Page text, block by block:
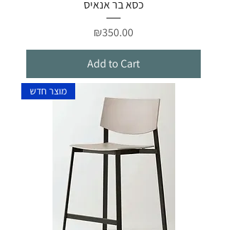
כסא בר אנאיס
Price
₪350.00
Add to Cart
מוצר חדש